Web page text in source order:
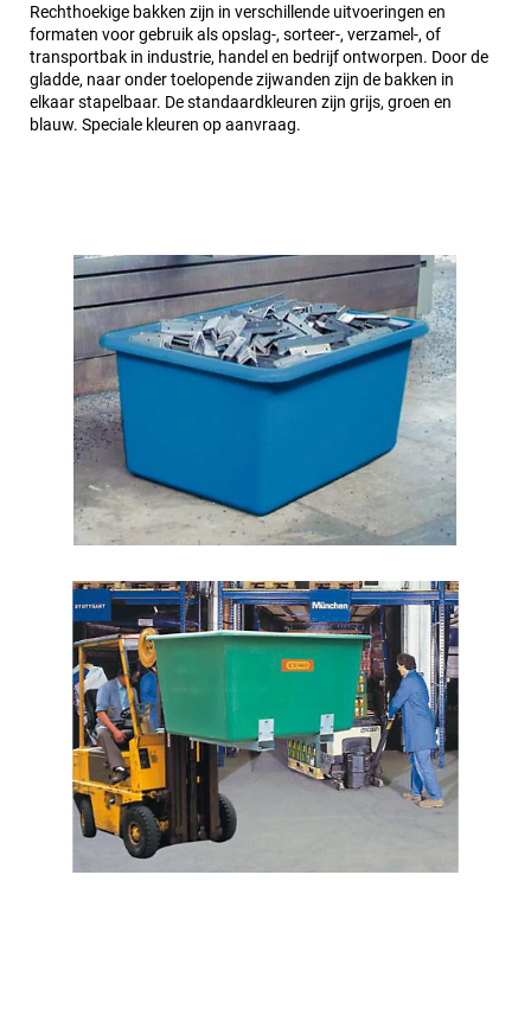
Rechthoekige bakken zijn in verschillende uitvoeringen en
formaten voor gebruik als opslag-, sorteer-, verzamel-, of
transportbak in industrie, handel en bedrijf ontworpen. Door de
gladde, naar onder toelopende zijwanden zijn de bakken in
elkaar stapelbaar. De standaardkleuren zijn grijs, groen en
blauw. Speciale kleuren op aanvraag.